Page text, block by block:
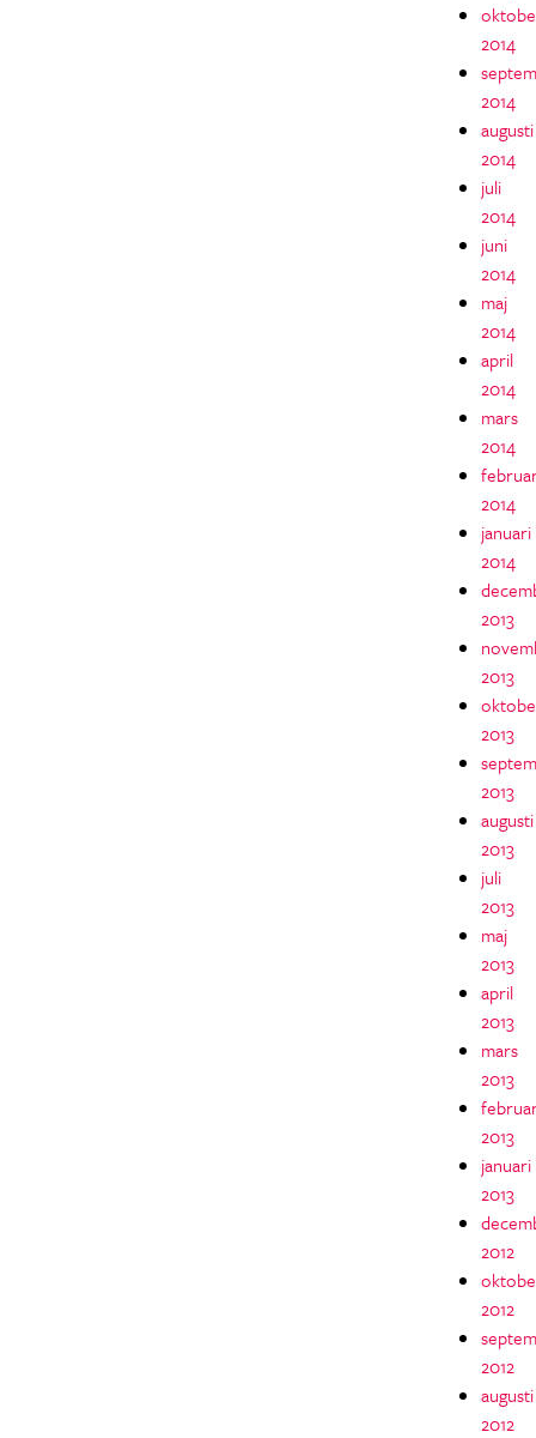
2014
2014
augusti
2014
juli
2014
juni
2014
maj
2014
april
2014
mars
2014
2014
januari
2014
2013
2013
2013
2013
augusti
2013
juli
2013
maj
2013
april
2013
mars
2013
2013
januari
2013
2012
2012
2012
augusti
2012